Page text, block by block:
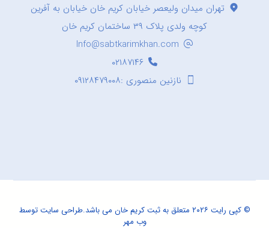
تهران میدان ولیعصر خیابان کریم خان خیابان به آفرین
کوچه ولدی پلاک ۳۹ ساختمان کریم خان
Info@sabtkarimkhan.com
۰۲۱۸۷۱۴۶
نازنین منصوری :۰۹۱۲۸۴۷۹۰۰۸
© کپی رایت ۲۰۲۶ متعلق به ثبت کریم خان می باشد. طراحی سایتتوسط
وب مهر